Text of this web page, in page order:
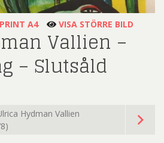
A4 VISA STÖRRE BILD
Vallien –
– Slutsåld
Hydman Vallien